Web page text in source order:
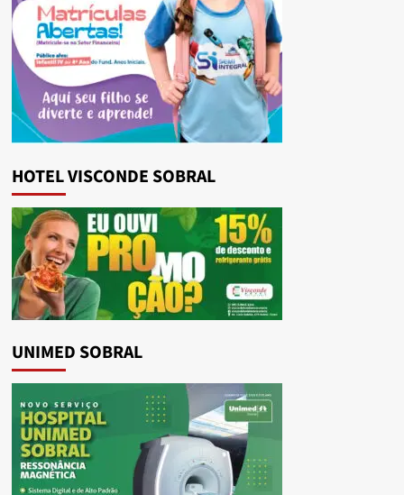
HOTEL VISCONDE SOBRAL
UNIMED SOBRAL